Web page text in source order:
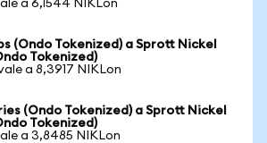
a 6,1544 NIKLon
(Ondo Tokenized) a Sprott Nickel
Tokenized)
a 8,3917 NIKLon
(Ondo Tokenized) a Sprott Nickel
Tokenized)
a 3,8485 NIKLon